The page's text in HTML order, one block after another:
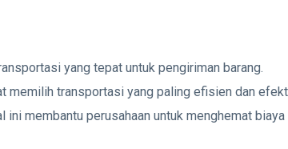
yang tepat untuk pengiriman barang.
memilih transportasi yang paling efisien dan
membantu perusahaan untuk menghemat biaya